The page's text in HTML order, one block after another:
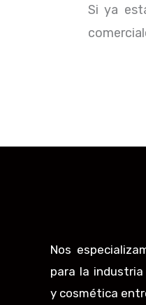
Si ya
Nos
para la
y cosmética